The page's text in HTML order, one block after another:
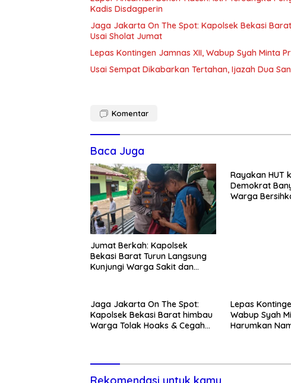
Kadis Disdagperin
Jaga Jakarta On The Spot: Kapolsek Bekasi
Usai Sholat Jumat
Lepas Kontingen Jamnas XII, Wabup Syah Minta
Usai Sempat Dikabarkan Tertahan, Ijazah Dua
Komentar
Baca Juga
Jumat Berkah: Kapolsek
Bekasi Barat Turun Langsung
Kunjungi Warga Sakit dan
Rayakan HUT
Demokrat
Warga
Jaga Jakarta On The Spot:
Kapolsek Bekasi Barat himbau
Warga Tolak Hoaks & Cegah
Lepas
Wabup Syah
Harumkan